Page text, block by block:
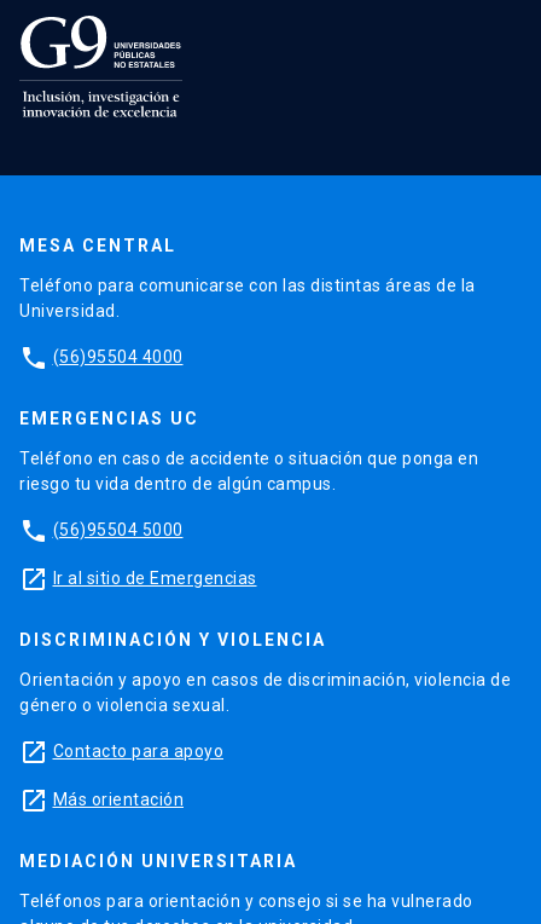
MESA CENTRAL
Teléfono para comunicarse con las distintas áreas de la
Universidad.
phone (56)95504 4000
EMERGENCIAS UC
Teléfono en caso de accidente o situación que ponga en
riesgo tu vida dentro de algún campus.
phone (56)95504 5000
launch Ir al sitio de Emergencias
DISCRIMINACIÓN Y VIOLENCIA
Orientación y apoyo en casos de discriminación, violencia de
género o violencia sexual.
launch Contacto para apoyo
launch Más orientación
MEDIACIÓN UNIVERSITARIA
Teléfonos para orientación y consejo si se ha vulnerado